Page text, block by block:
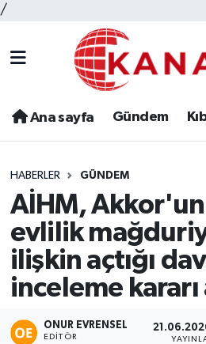
/
Ana sayfa Gündem
HABERLER GÜNDEM
AİHM,
evlilik
ilişkin açtığı
inceleme kararı
ONUR EVRENSEL
EDITÖR